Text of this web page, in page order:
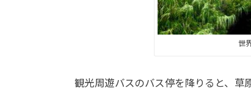
世
観光周遊バスのバス停を降りると、草